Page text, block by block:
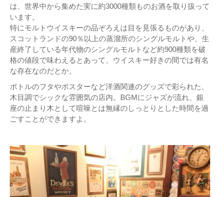
は、世界中から集めた実に約3000種類ものお酒を取り扱って
います。
特にモルトウイスキーの品ぞろえは目を見張るものがあり、
スコットランドの90％以上の蒸溜所のシングルモルトや、生
産終了している年代物のシングルモルトなど約900種類を破
格の値段で味わえるとあって、ウイスキー好きの間では有名
な存在なのだとか。
ボトルのフタやポスターなど洋酒関連のグッズで彩られた、
木目調でシックな雰囲気の店内。BGMにジャズが流れ、銀
座の止まり木として喧噪とは無縁のしっとりとした時間を過
ごすことができますよ。